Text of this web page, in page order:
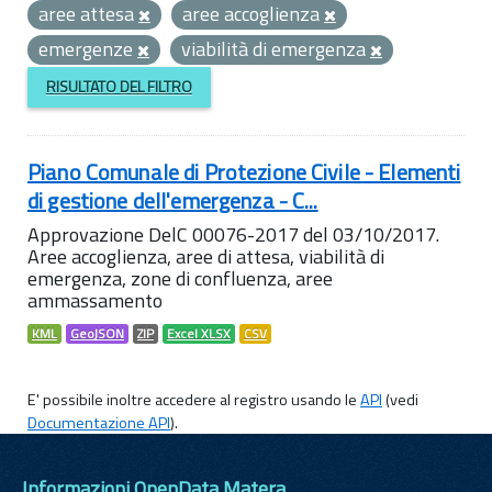
aree attesa
aree accoglienza
emergenze
viabilità di emergenza
RISULTATO DEL FILTRO
Piano Comunale di Protezione Civile - Elementi
di gestione dell'emergenza - C...
Approvazione DelC 00076-2017 del 03/10/2017.
Aree accoglienza, aree di attesa, viabilità di
emergenza, zone di confluenza, aree
ammassamento
KML GeoJSON ZIP Excel XLSX CSV
E' possibile inoltre accedere al registro usando leAPI(vedi
Documentazione API).